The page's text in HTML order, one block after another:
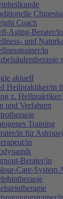
Coach
Aging-Berater/in
und
in
aktuell
Heilpraktiker/in
z.
und Verfahren
Training
in für
in
Berater/in
Care-System